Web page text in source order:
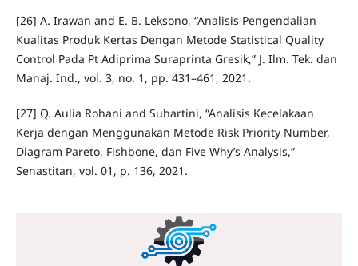
[26] A. Irawan and E. B. Leksono, “Analisis Pengendalian
Kualitas Produk Kertas Dengan Metode Statistical Quality
Control Pada Pt Adiprima Suraprinta Gresik,” J. Ilm. Tek. dan
Manaj. Ind., vol. 3, no. 1, pp. 431–461, 2021.
[27] Q. Aulia Rohani and Suhartini, “Analisis Kecelakaan
Kerja dengan Menggunakan Metode Risk Priority Number,
Diagram Pareto, Fishbone, dan Five Why’s Analysis,”
Senastitan, vol. 01, p. 136, 2021.